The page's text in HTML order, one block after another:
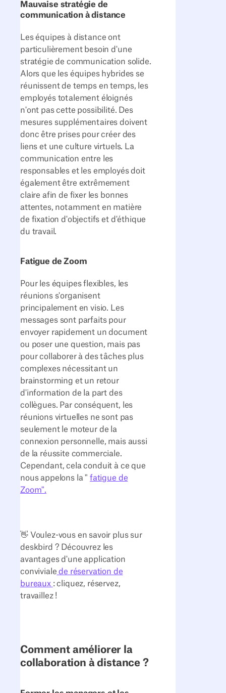
Mauvaise stratégie de
communication à distance
Les équipes à distance ont
particulièrement besoin d'une
stratégie de communication solide.
Alors que les équipes hybrides se
réunissent de temps en temps, les
employés totalement éloignés
n'ont pas cette possibilité. Des
mesures supplémentaires doivent
donc être prises pour créer des
liens et une culture virtuels. La
communication entre les
responsables et les employés doit
également être extrêmement
claire afin de fixer les bonnes
attentes, notamment en matière
de fixation d'objectifs et d'éthique
du travail.
Fatigue de Zoom
Pour les équipes flexibles, les
réunions s'organisent
principalement en visio. Les
messages sont parfaits pour
envoyer rapidement un document
ou poser une question, mais pas
pour collaborer à des tâches plus
complexes nécessitant un
brainstorming et un retour
d'information de la part des
collègues. Par conséquent, les
réunions virtuelles ne sont pas
seulement le moteur de la
connexion personnelle, mais aussi
de la réussite commerciale.
Cependant, cela conduit à ce que
nous appelons la " fatigue de
Zoom".
👋 Voulez-vous en savoir plus sur
deskbird ? Découvrez les
avantages d'une application
conviviale de réservation de
bureaux : cliquez, réservez,
travaillez !
Comment améliorer la
collaboration à distance ?